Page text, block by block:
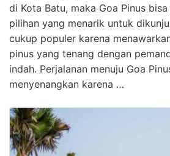
di Kota Batu, maka Goa Pinus
pilihan yang menarik untuk
cukup populer karena
pinus yang tenang dengan
indah. Perjalanan menuju Goa
menyenangkan karena …